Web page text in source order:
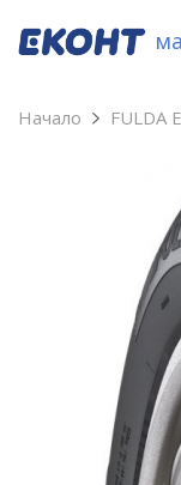
Начало FULDA